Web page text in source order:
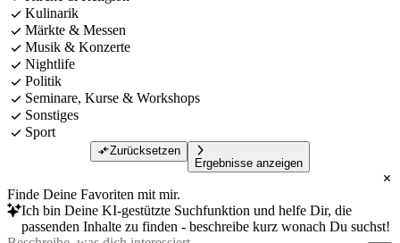
Kulinarik
Märkte & Messen
Musik & Konzerte
Nightlife
Politik
Seminare, Kurse & Workshops
Sonstiges
Sport
Zurücksetzen
Ergebnisse anzeigen
Finde Deine Favoriten mit mir.
Ich bin Deine KI-gestützte Suchfunktion und helfe Dir, die
passenden Inhalte zu finden - beschreibe kurz wonach Du suchst!